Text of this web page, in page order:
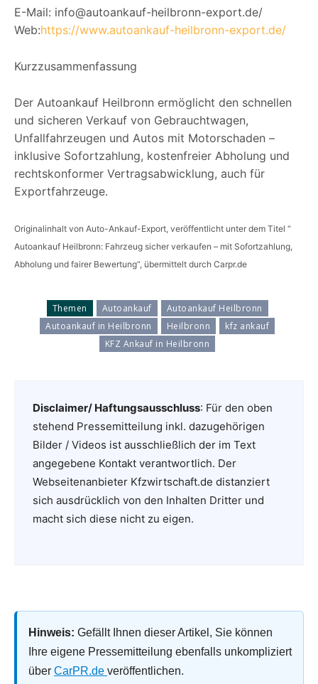
E-Mail: info@autoankauf-heilbronn-export.de/
Web:https://www.autoankauf-heilbronn-export.de/
Kurzzusammenfassung
Der Autoankauf Heilbronn ermöglicht den schnellen
und sicheren Verkauf von Gebrauchtwagen,
Unfallfahrzeugen und Autos mit Motorschaden –
inklusive Sofortzahlung, kostenfreier Abholung und
rechtskonformer Vertragsabwicklung, auch für
Exportfahrzeuge.
Originalinhalt von Auto-Ankauf-Export, veröffentlicht unter dem Titel “
Autoankauf Heilbronn: Fahrzeug sicher verkaufen – mit Sofortzahlung,
Abholung und fairer Bewertung“, übermittelt durch Carpr.de
Themen Autoankauf
Autoankauf Heilbronn
Autoankauf in Heilbronn
Heilbronn
kfz ankauf
KFZ Ankauf in Heilbronn
Disclaimer/ Haftungsausschluss: Für den oben
stehend Pressemitteilung inkl. dazugehörigen
Bilder / Videos ist ausschließlich der im Text
angegebene Kontakt verantwortlich. Der
Webseitenanbieter Kfzwirtschaft.de distanziert
sich ausdrücklich von den Inhalten Dritter und
macht sich diese nicht zu eigen.
Hinweis: Gefällt Ihnen dieser Artikel, Sie können
Ihre eigene Pressemitteilung ebenfalls unkompliziert
über CarPR.de veröffentlichen.